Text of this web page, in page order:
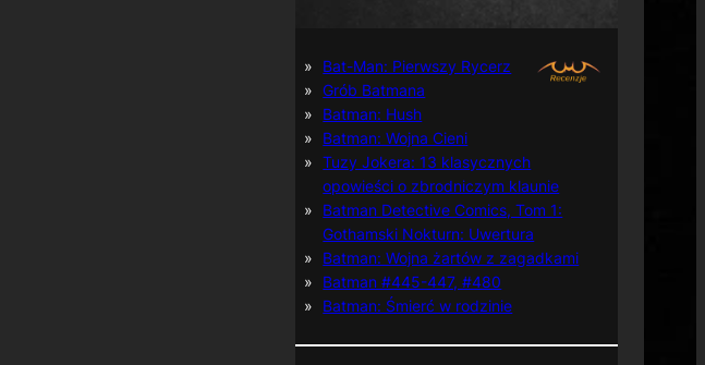
Bat-Man: Pierwszy Rycerz
Grób Batmana
Batman: Hush
Batman: Wojna Cieni
Tuzy Jokera: 13 klasycznych
opowieści o zbrodniczym klaunie
Batman Detective Comics, Tom 1:
Gothamski Nokturn: Uwertura
Batman: Wojna żartów z zagadkami
Batman #445-447, #480
Batman: Śmierć w rodzinie